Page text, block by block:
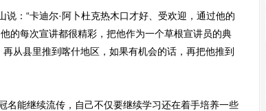
：“卡迪尔·阿卜杜克热木口才好、受欢迎，通过他的
的每次宣讲都很精彩，把他作为一个草根宣讲员的典
从县里推到喀什地区，如果有机会的话，再把他推到
能继续流传，自己不仅要继续学习还在着手培养一些